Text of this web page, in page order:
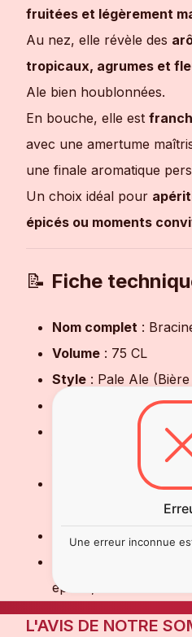
fruitées et légèrement
Au nez, elle révèle des
tropicaux, agrumes et
Ale bien houblonnées.
En bouche, elle est
avec une amertume
une finale aromatique
Un choix idéal pour
épicés ou moments
📝 Fiche
Nom complet :
Volume : 75 CL
Style : Pale Ale
Couleur
: Ambrée
: Agrumes, fruits
: Franche,
modérée, finale
Teneur en alcool :
:
épicés, charcuteries
L'AVIS DE NOTRE
Une erreur inconnue